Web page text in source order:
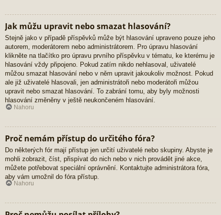
Jak můžu upravit nebo smazat hlasování?
Stejně jako v případě příspěvků může být hlasování upraveno pouze jeho
autorem, moderátorem nebo administrátorem. Pro úpravu hlasování
klikněte na tlačítko pro úpravu prvního příspěvku v tématu, ke kterému je
hlasování vždy připojeno. Pokud zatím nikdo nehlasoval, uživatelé
můžou smazat hlasování nebo v něm upravit jakoukoliv možnost. Pokud
ale již uživatelé hlasovali, jen administrátoři nebo moderátoři můžou
upravit nebo smazat hlasování. To zabrání tomu, aby byly možnosti
hlasování změněny v ještě neukončeném hlasování.
Nahoru
Proč nemám přístup do určitého fóra?
Do některých fór mají přístup jen určití uživatelé nebo skupiny. Abyste je
mohli zobrazit, číst, přispívat do nich nebo v nich provádět jiné akce,
můžete potřebovat speciální oprávnění. Kontaktujte administrátora fóra,
aby vám umožnil do fóra přístup.
Nahoru